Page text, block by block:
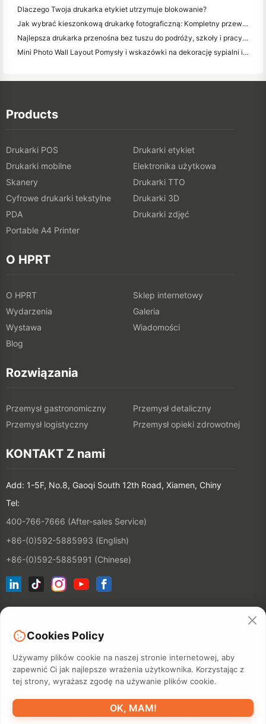
Dlaczego Twoja drukarka etykiet utrzymuje blokowanie?
Jak wybrać kieszonkową drukarkę fotograficzną: Kompletny przewodnik dla użytkowników dziennikarstwa, podróży i iPhone'a
Najlepsza drukarka przenośna bez tuszu do podróży, szkoły i pracy mobilnej: Hanin MT620 Pro Review
Mini Photo Wall Layout Pomysły i wskazówki na dekorację sypialni i dormitorium
Products
Drukarki POS
Drukarki etykiet
Drukarki mobilne
Elektronika użytkowa
Skanery
Drukarki TTO
Cyfrowe drukarki tekstylne
Drukarki 3D
PDA
Drukarki zdjęć
Portable A4 Printer
O HPRT
O HPRT
Sklep internetowy
Wydarzenia
Galeria
Wystawa
Wiadomości
Blog
Rozwiązania
Przemysł gastronomiczny
Przemysł detaliczny
Przemysł logistyczny
Przemysł opieki zdrowotnej
KONTAKT Z nami
Add: 1-5F, No.8, Gaoqi South 12th Road, Xiamen, Chiny
Tel:
400-766-7666 (After-sales Service)
+86-(0)592-5885993 (English)
+86-(0)592-5885991 (Chinese)
©2026 XIAMEN HANIN CO., LTD.POLITYKA PRYWATNOŚCI
OKRES UŻYTKOWANIA MAPA WITRYNY
Cookies Policy
Używamy plików cookie na naszej stronie internetowej, aby
zapewnić Ci jak najlepsze wrażenia użytkownika. Korzystając z
tej strony, wyrażasz zgodę na używanie plików cookie.
OK, MAM!